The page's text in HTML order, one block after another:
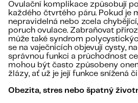
Ovulační komplikace způsobují
každého čtvrtého páru. Pokud je
nepravidelná nebo zcela
poruch ovulace. Zabraňovat
může také syndrom
se na vaječnících objevují cysty,
správnou funkci a průchodnost
mohou být často způsobeny
žlázy, ať už je její funkce snížená
Obezita, stres nebo špatný